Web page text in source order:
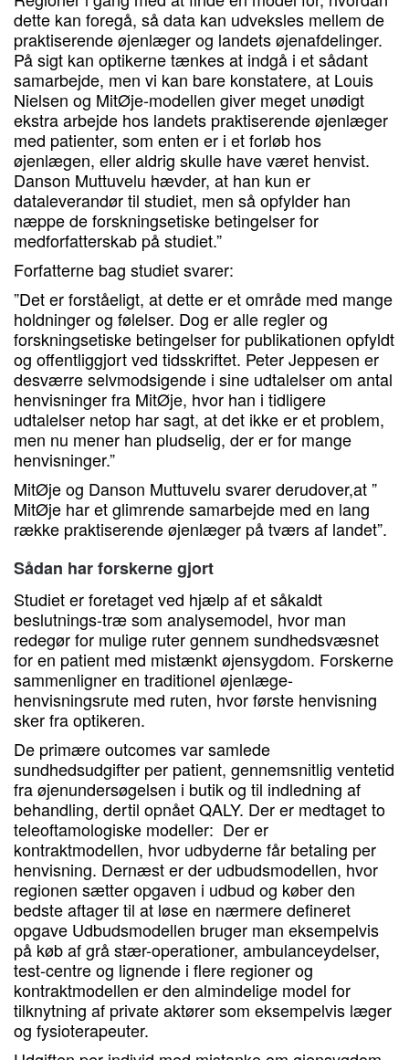
dette kan foregå, så data kan udveksles mellem de
praktiserende øjenlæger og landets øjenafdelinger.
På sigt kan optikerne tænkes at indgå i et sådant
samarbejde, men vi kan bare konstatere, at Louis
Nielsen og MitØje-modellen giver meget unødigt
ekstra arbejde hos landets praktiserende øjenlæger
med patienter, som enten er i et forløb hos
øjenlægen, eller aldrig skulle have været henvist.
Danson Muttuvelu hævder, at han kun er
dataleverandør til studiet, men så opfylder han
næppe de forskningsetiske betingelser for
medforfatterskab på studiet.”
Forfatterne bag studiet svarer:
”Det er forståeligt, at dette er et område med mange
holdninger og følelser. Dog er alle regler og
forskningsetiske betingelser for publikationen opfyldt
og offentliggjort ved tidsskriftet. Peter Jeppesen er
desværre selvmodsigende i sine udtalelser om antal
henvisninger fra MitØje, hvor han i tidligere
udtalelser netop har sagt, at det ikke er et problem,
men nu mener han pludselig, der er for mange
henvisninger.”
MitØje og Danson Muttuvelu svarer derudover,at ”
MitØje har et glimrende samarbejde med en lang
række praktiserende øjenlæger på tværs af landet”.
Sådan har forskerne gjort
Studiet er foretaget ved hjælp af et såkaldt
beslutnings-træ som analysemodel, hvor man
redegør for mulige ruter gennem sundhedsvæsnet
for en patient med mistænkt øjensygdom. Forskerne
sammenligner en traditionel øjenlæge-
henvisningsrute med ruten, hvor første henvisning
sker fra optikeren.
De primære outcomes var samlede
sundhedsudgifter per patient, gennemsnitlig ventetid
fra øjenundersøgelsen i butik og til indledning af
behandling, dertil opnået QALY. Der er medtaget to
teleoftamologiske modeller: Der er
kontraktmodellen, hvor udbyderne får betaling per
henvisning. Dernæst er der udbudsmodellen, hvor
regionen sætter opgaven i udbud og køber den
bedste aftager til at løse en nærmere defineret
opgave Udbudsmodellen bruger man eksempelvis
på køb af grå stær-operationer, ambulanceydelser,
test-centre og lignende i flere regioner og
kontraktmodellen er den almindelige model for
tilknytning af private aktører som eksempelvis læger
og fysioterapeuter.